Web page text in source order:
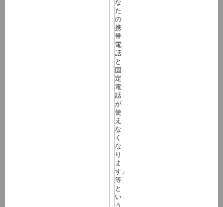
な
た
の
携
帯
電
話
と
固
定
電
話
が
使
え
な
く
な
り
ま
す」
等
と
い
う